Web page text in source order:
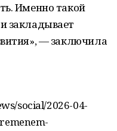
Именно такой
закладывает
— заключила
social/2026-04-